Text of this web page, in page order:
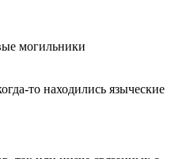
могильники
то находились языческие